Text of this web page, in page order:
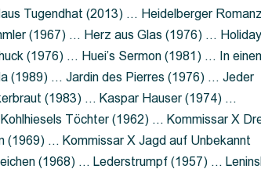
Tugendhat (2013) … Heidelberger
(1967) … Herz aus Glas (1976) …
(1976) … Huei’s Sermon (1981) … In
(1989) … Jardin des Pierres (1976) … Jeder
(1983) … Kaspar Hauser (1974) …
Töchter (1962) … Kommissar X
(1969) … Kommissar X Jagd auf Unbekannt
(1968) … Lederstrumpf (1957) …